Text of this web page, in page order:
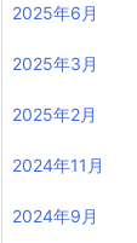
2025年6月
2025年3月
2025年2月
2024年11月
2024年9月